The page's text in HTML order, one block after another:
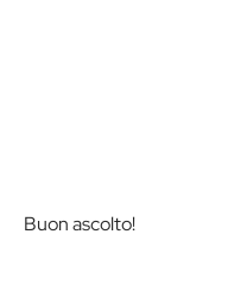
Buon ascolto!